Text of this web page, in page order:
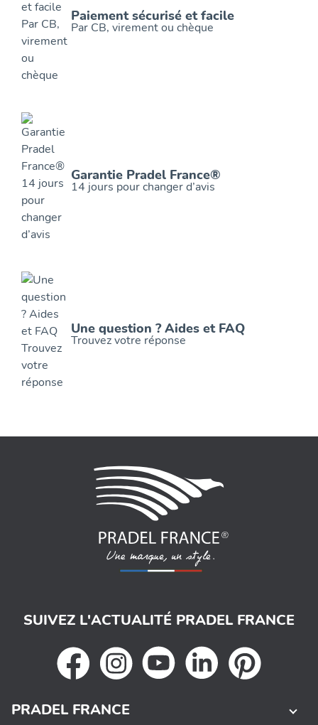
Paiement sécurisé et facile
Par CB, virement ou chèque
Garantie Pradel France®
14 jours pour changer d’avis
Une question ? Aides et FAQ
Trouvez votre réponse
PRADEL FRANCE
SUIVEZ L'ACTUALITÉ PRADEL FRANCE